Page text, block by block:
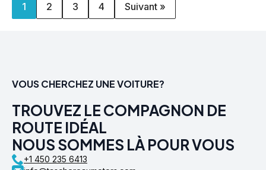
1 2 3 4 Suivant »
VOUS CHERCHEZ UNE VOITURE?
TROUVEZ LE COMPAGNON DE
ROUTE IDÉAL
NOUS SOMMES LÀ POUR VOUS
+1 450 235 6413